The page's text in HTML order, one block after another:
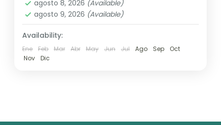
agosto 8, 2026 (Available)
agosto 9, 2026 (Available)
Availability:
Ene Feb Mar Abr May Jun Jul Ago Sep
Oct
Nov
Dic